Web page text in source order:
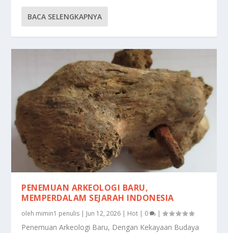
BACA SELENGKAPNYA
PENEMUAN ARKEOLOGI BARU,
MEMPERDALAM SEJARAH INDONESIA
oleh mimin1 penulis | Jun 12, 2026 | Hot | 0 |
Penemuan Arkeologi Baru, Dengan Kekayaan Budaya